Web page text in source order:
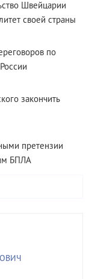
Швейцарии
своей страны
по
закончить
претензии
БПЛА